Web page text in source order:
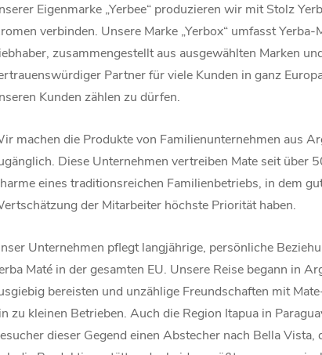
Eigenmarke „Yerbee“ produzieren wir mit Stolz
verbinden. Unsere Marke „Yerbox“ umfasst
zusammengestellt aus ausgewählten Marken
Partner für viele Kunden in ganz
Kunden zählen zu dürfen.
machen die Produkte von Familienunternehmen aus
Diese Unternehmen vertreiben Mate seit über
eines traditionsreichen Familienbetriebs, in dem
der Mitarbeiter höchste Priorität haben.
Unternehmen pflegt langjährige, persönliche
Maté in der gesamten EU. Unsere Reise begann in
bereisten und unzählige Freundschaften mit
zu kleinen Betrieben. Auch die Region Itapua in
dieser Gegend einen Abstecher nach Bella